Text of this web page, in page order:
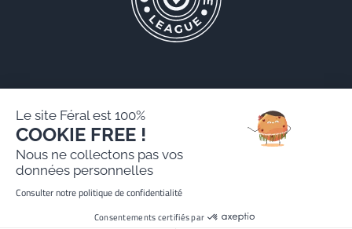
Mentions légales
Politique de protection des données personnelles
Site réalisé par Paradygm
Le site Féral est 100%
COOKIE FREE !
Nous ne collectons pas vos
données personnelles
Consulter notre politique de confidentialité
Consentements certifiés par